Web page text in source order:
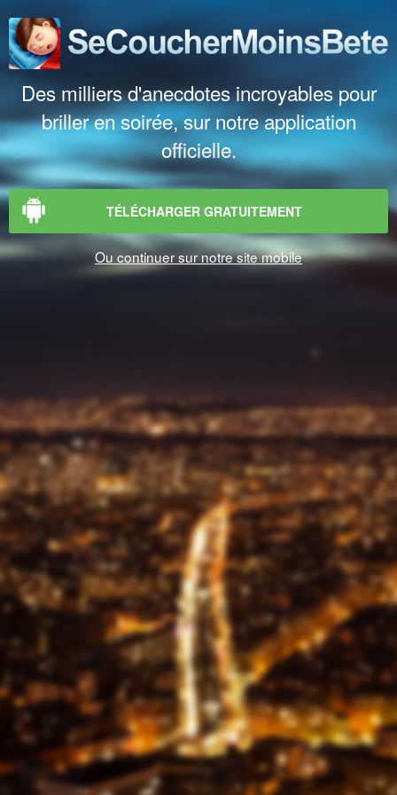
Des milliers d'anecdotes incroyables pour
briller en soirée, sur notre application
officielle.
TÉLÉCHARGER GRATUITEMENT
Ou continuer sur notre site mobile